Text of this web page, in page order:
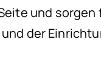
und
der